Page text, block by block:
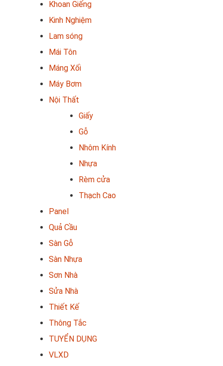
Khoan Giếng
Kinh Nghiệm
Lam sóng
Mái Tôn
Máng Xối
Máy Bơm
Nội Thất
Giấy
Gỗ
Nhôm Kính
Nhựa
Rèm cửa
Thạch Cao
Panel
Quả Cầu
Sàn Gỗ
Sàn Nhựa
Sơn Nhà
Sửa Nhà
Thiết Kế
Thông Tắc
TUYỂN DỤNG
VLXD